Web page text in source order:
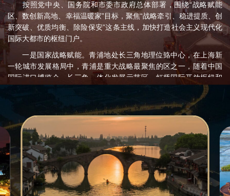
按照党中央、国务院和市委市政府总体部署，围绕“战略赋能
区、数创新高地、幸福温暖家”目标，聚焦“战略牵引、稳进提质、创
新突破、优质均衡、除险保安”这条主线，加快打造社会主义现代化
国际大都市的枢纽门户。
一是国家战略赋能。青浦地处长三角地理位臵中心，在上海新
一轮城市发展格局中，青浦是重大战略最聚焦的区之一，随着中国
国际进口博览会、长三角一体化发展示范区、虹桥国际开放枢纽和
上海五大新城建设等一系列重大战略红利持续释放，政策、资金、
二是创新驱动发展。青浦以培育新质生产力为目标，大力发展
智能制造与数字经济。华为练秋湖研发中心将打造全球规模最大的
研发基地，推动西岑科创中心整体建设成为世界级科创小镇，打造
上海科创中心建设的重要承载地。着力推动复旦大学国家大
学科技园签约落地,支持北斗西虹桥基地打造市级高质量孵化器,
完善创新生态。2024年，青浦区GDP完成1825.2亿元、增长7.3%，
增速排名全市第三、郊区第一。2015年1—9月，GDP增长7.7%、全